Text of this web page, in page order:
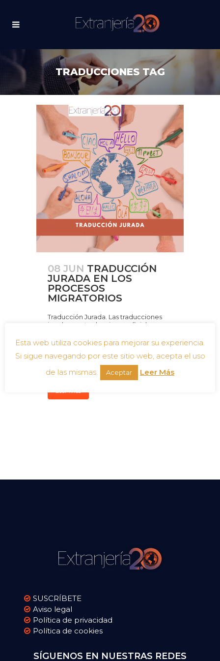
TRADUCCIONES TAG
08 JUN TRADUCCIÓN
JURADA EN LOS
PROCESOS
MIGRATORIOS
Traducción Jurada. Las traducciones
juradas son traducciones oficiales
certificado. Estas traducciones son
reconocidas legalmente y suelen
requerirse para documentos oficiales
que serán presentados ante...
Leer más
SUSCRÍBETE
Aviso legal
Política de privacidad
Política de cookies
SÍGUENOS EN NUESTRAS REDES
Esta web utiliza cookies para mejorar su experiencia.
Si sigue navegando por este sitio web, acepta el uso
de las mismas.
Aceptar Leer Más